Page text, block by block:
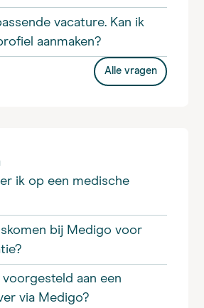
vacature. Kan ik
aanmaken?
Alle vragen
ik op een medische
bij Medigo voor
aan een
via Medigo?